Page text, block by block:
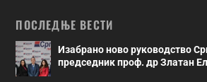
ПОСЛЕДЊЕ ВЕСТИ
Изабрано ново руководство
председник проф. др Златан